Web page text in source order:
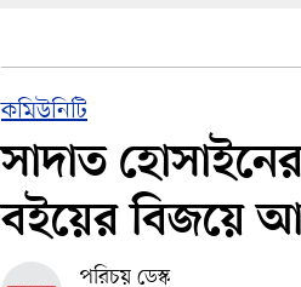
কমিউনিটি
সাদাত
বইয়ের বিজয়ে
পরিচয় ডেস্ক